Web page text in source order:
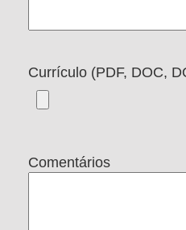
Currículo (PDF, DOC,
Comentários